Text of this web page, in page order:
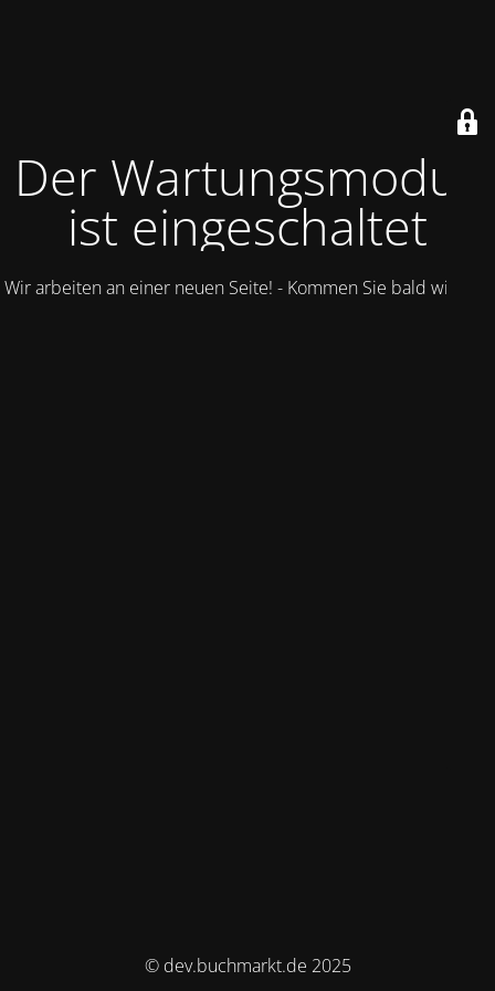
Der Wartungsmodus
ist eingeschaltet
Wir arbeiten an einer neuen Seite! - Kommen Sie bald wieder.
© dev.buchmarkt.de 2025